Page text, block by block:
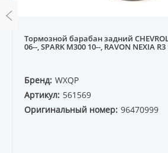
Тормозной барабан задний
06--, SPARK M300 10--, RAVON NEXIA
Бренд: WXQP
Артикул: 561569
Оригинальный номер: 96470999